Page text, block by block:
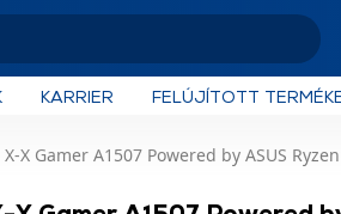
KARRIER FELÚJÍTOTT
X-X Gamer A1507 Powered by ASUS